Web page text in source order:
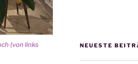
(von links
NEUESTE